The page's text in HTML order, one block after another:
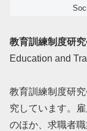
教育訓練制度研
Education and
教育訓練制度研
究しています。
のほか、求職者